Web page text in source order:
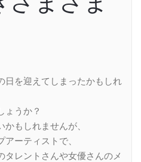
日を迎えてしまったかもしれ
ょうか？
もしれませんが、
ーティストで、
タレントさんや女優さんのメ